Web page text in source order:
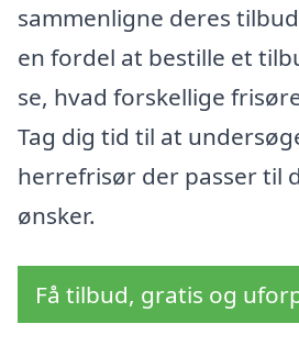
sammenligne deres
en fordel at bestille et
se, hvad forskellige
Tag dig tid til at
herrefrisør der passer til
ønsker.
Få tilbud, gratis og